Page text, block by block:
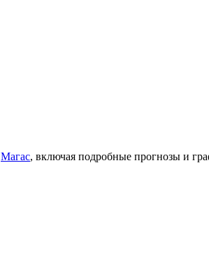
Магас, включая подробные прогнозы и